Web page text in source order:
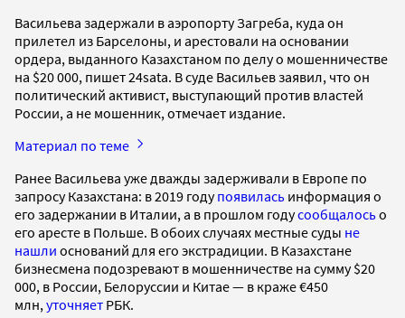
Васильева задержали в аэропорту Загреба, куда он
прилетел из Барселоны, и арестовали на основании
ордера, выданного Казахстаном по делу о мошенничестве
на $20 000, пишет 24sata. В суде Васильев заявил, что он
политический активист, выступающий против властей
России, а не мошенник, отмечает издание.
Материал по теме
Ранее Васильева уже дважды задерживали в Европе по
запросу Казахстана: в 2019 годупоявилась информация о
его задержании в Италии, а в прошлом годусообщалосьо
его аресте в Польше. В обоих случаях местные суды не
нашли оснований для его экстрадиции. В Казахстане
бизнесмена подозревают в мошенничестве на сумму $20
000, в России, Белоруссии и Китае — в краже €450
млн, уточняет РБК.